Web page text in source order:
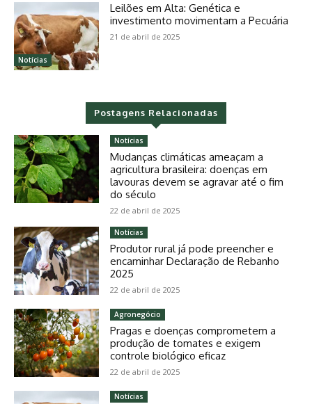
Notícias
Leilões em Alta: Genética e
investimento movimentam a Pecuária
21 de abril de 2025
Postagens Relacionadas
Notícias
Mudanças climáticas ameaçam a
agricultura brasileira: doenças em
lavouras devem se agravar até o fim
do século
22 de abril de 2025
Notícias
Produtor rural já pode preencher e
encaminhar Declaração de Rebanho
2025
22 de abril de 2025
Agronegócio
Pragas e doenças comprometem a
produção de tomates e exigem
controle biológico eficaz
22 de abril de 2025
Notícias